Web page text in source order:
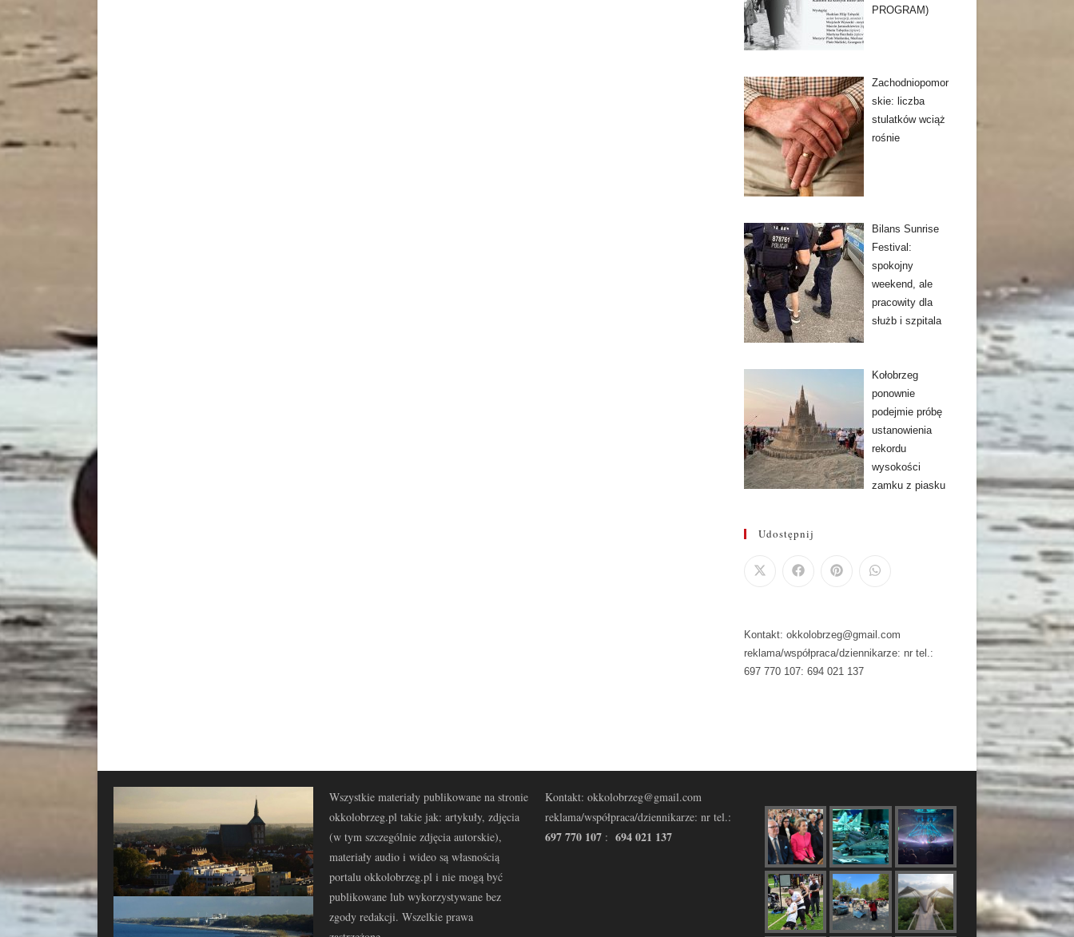
PROGRAM)
Zachodniopomor
skie: liczba
stulatków wciąż
rośnie
Bilans Sunrise
Festival:
spokojny
weekend, ale
pracowity dla
służb i szpitala
Kołobrzeg
ponownie
podejmie próbę
ustanowienia
rekordu
wysokości
zamku z piasku
Udostępnij
Kontakt: okkolobrzeg@gmail.com
reklama/współpraca/dziennikarze: nr tel.:
697 770 107: 694 021 137
Wszystkie materiały publikowane na stronie
okkolobrzeg.pl takie jak: artykuły, zdjęcia
(w tym szczególnie zdjęcia autorskie),
materiały audio i wideo są własnością
portalu okkolobrzeg.pl i nie mogą być
publikowane lub wykorzystywane bez
zgody redakcji. Wszelkie prawa
Kontakt: okkolobrzeg@gmail.com
reklama/współpraca/dziennikarze: nr tel.:
697 770 107 : 694 021 137